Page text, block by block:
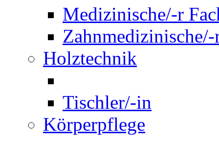
Medizinische/-r
Holztechnik
Tischler/-in
Körperpflege